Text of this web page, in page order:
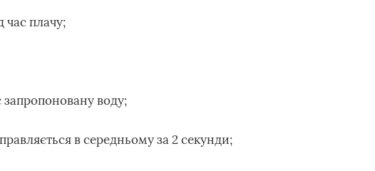
час плачу;
воду;
в середньому за 2 секунди;